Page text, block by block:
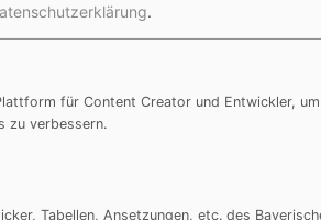
Brandmüller, Tim Schneider
.
für Content Creator und Entwickler, um
zu verbessern.
Tabellen, Ansetzungen, etc. des